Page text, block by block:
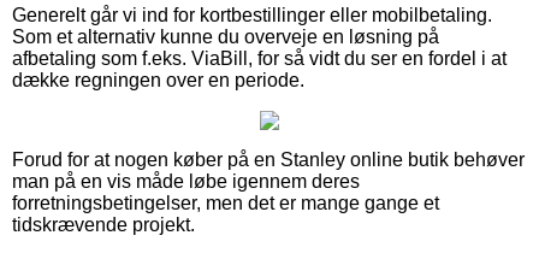
Generelt går vi ind for kortbestillinger eller mobilbetaling.
Som et alternativ kunne du overveje en løsning på
afbetaling som f.eks. ViaBill, for så vidt du ser en fordel i at
dække regningen over en periode.
Forud for at nogen køber på en Stanley online butik behøver
man på en vis måde løbe igennem deres
forretningsbetingelser, men det er mange gange et
tidskrævende projekt.